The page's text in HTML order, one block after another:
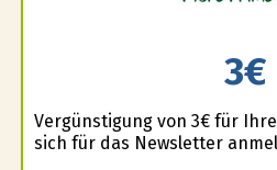
3€
Vergünstigung von 3€ für
sich für das Newsletter